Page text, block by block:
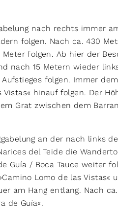
nach rechts immer
folgen. Nach ca. 430
folgen. Ab hier der
nach 15 Metern wieder
folgen. Immer
hinauf folgen. Der
Grat zwischen dem
an der nach links
del Teide die
Guía / Boca Tauce weiter
Lomo de las Vistas«
am Hang entlang. Nach
de Guía«.